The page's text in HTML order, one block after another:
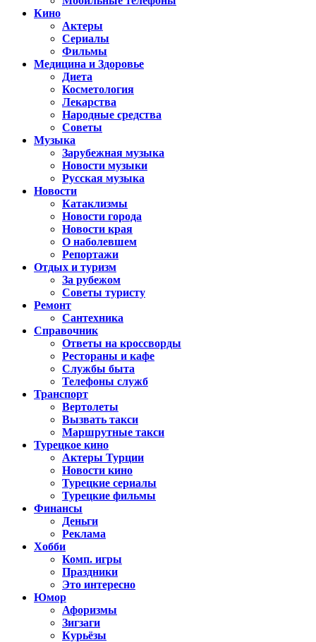
Кино
Актеры
Сериалы
Фильмы
Медицина и Здоровье
Диета
Косметология
Лекарства
Народные средства
Советы
Музыка
Зарубежная музыка
Новости музыки
Русская музыка
Новости
Катаклизмы
Новости города
Новости края
О наболевшем
Репортажи
Отдых и туризм
За рубежом
Советы туристу
Ремонт
Сантехника
Справочник
Ответы на кроссворды
Рестораны и кафе
Службы быта
Телефоны служб
Транспорт
Вертолеты
Вызвать такси
Маршрутные такси
Турецкое кино
Актеры Турции
Новости кино
Турецкие сериалы
Турецкие фильмы
Финансы
Деньги
Реклама
Хобби
Комп. игры
Праздники
Это интересно
Юмор
Афоризмы
Зигзаги
Курьёзы